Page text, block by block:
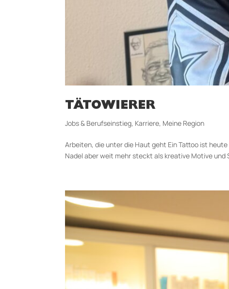
TÄTOWIERER
Jobs & Berufseinstieg, Karriere, Meine Region
Arbeiten, die unter die Haut geht Ein Tattoo ist
Nadel aber weit mehr steckt als kreative Motive und